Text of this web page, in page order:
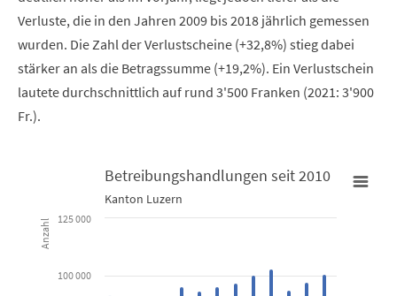
Verluste, die in den Jahren 2009 bis 2018 jährlich gemessen
wurden. Die Zahl der Verlustscheine (+32,8%) stieg dabei
stärker an als die Betragssumme (+19,2%). Ein Verlustschein
lautete durchschnittlich auf rund 3'500 Franken (2021: 3'900
Fr.).
Bar chart with 3 data series.
Kanton Luzern
Anzahl
Betreibungshandlungen seit 2010
Kanton Luzern
100 000
125 000